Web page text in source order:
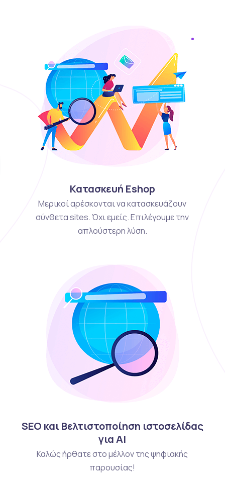
Κατασκευή Eshop
Μερικοί αρέσκονται να κατασκευάζουν
σύνθετα sites. Όχι εμείς. Επιλέγουμε την
απλούστερη λύση.
SEO και Βελτιστοποίηση ιστοσελίδας
για AI
Καλώς ήρθατε στο μέλλον της ψηφιακής
παρουσίας!